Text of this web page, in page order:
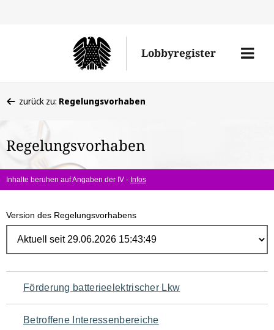
Lobbyregister
Menü
befinden
hier:
zurück zu: Regelungsvorhaben
Regelungsvorhaben
Inhalte beruhen auf Angaben der IV - Infos
Version des Regelungsvorhabens
Navigation
für
Förderung batterieelektrischer Lkw
Betroffene Interessenbereiche